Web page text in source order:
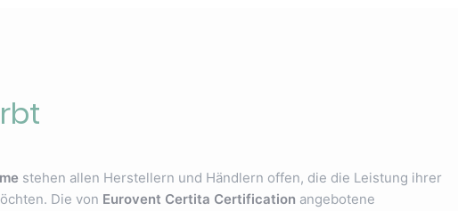
stehen allen Herstellern und Händlern offen, die die Leistung ihrer
Die von Eurovent Certita Certification angebotene